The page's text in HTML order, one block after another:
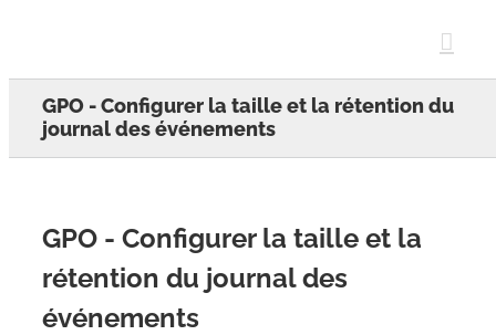
GPO - Configurer la taille et la rétention du
journal des événements
GPO - Configurer la taille et la
rétention du journal des
événements